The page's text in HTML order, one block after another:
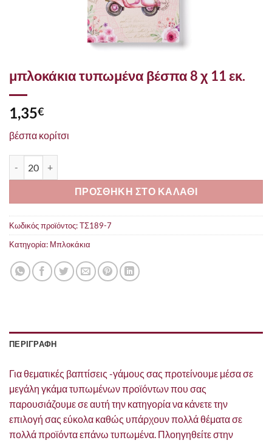
μπλοκάκια τυπωμένα βέσπα 8 χ 11 εκ.
1,35€
βέσπα κορίτσι
ΠΡΟΣΘΗΚΗ ΣΤΟ ΚΑΛΑΘΙ
Κωδικός προϊόντος:ΤΣ189-7
Κατηγορία: Μπλοκάκια
ΠΕΡΙΓΡΑΦΗ
Για θεματικές βαπτίσεις -γάμους σας προτείνουμε μέσα σε
μεγάλη γκάμα τυπωμένων προϊόντων που σας
παρουσιάζουμε σε αυτή την κατηγορία να κάνετε την
επιλογή σας εύκολα καθώς υπάρχουν πολλά θέματα σε
πολλά προϊόντα επάνω τυπωμένα. Πλοηγηθείτε στην